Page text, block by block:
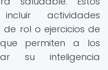
actividades
rol o ejercicios de
que permiten a los
su inteligencia